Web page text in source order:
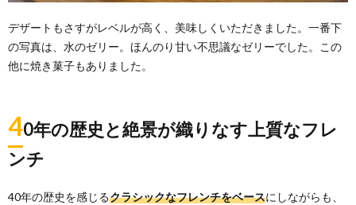
デザートもさすがレベルが高く、美味しくいただきました。一番下
の写真は、水のゼリー。ほんのり甘い不思議なゼリーでした。この
他に焼き菓子もありました。
40年の歴史と絶景が織りなす上質なフレ
ンチ
40年の歴史を感じるクラシックなフレンチをベースにしながらも、